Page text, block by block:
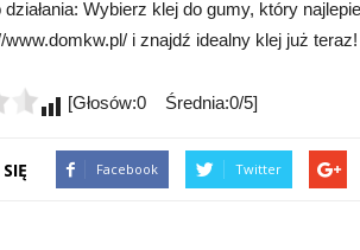
Wybierz klej do gumy, który
www.domkw.pl/ i znajdź idealny klej już teraz!
[Głosów:0 Średnia:0/5]
Facebook Twitter